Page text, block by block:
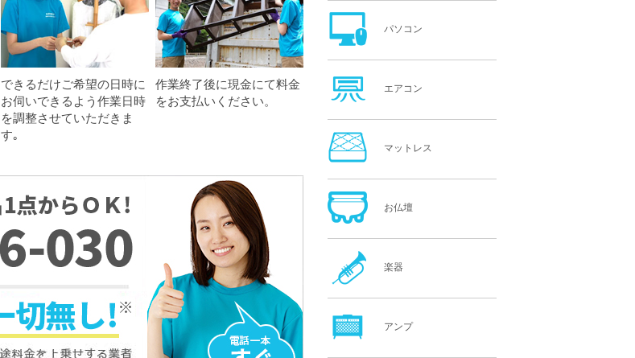
できるだけご希望の日時に
お伺いできるよう作業日時
を調整させていただきま
す｡
作業終了後に現金にて料金
をお支払いください。
パソコン
エアコン
マットレス
お仏壇
楽器
アンプ